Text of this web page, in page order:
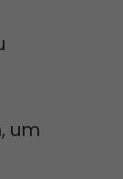
um